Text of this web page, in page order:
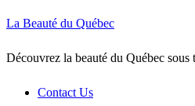
La Beauté du Québec
Découvrez la beauté du Québec sous
Contact Us